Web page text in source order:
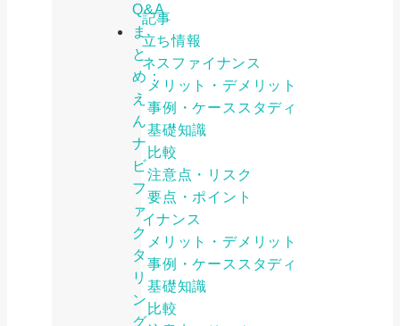
Q&A
ま
と
め：
え
ん
ナ
ビ
フ
ァ
ク
タ
リ
ン
グ
特集記事
お役立ち情報
ビジネスファイナンス
メリット・デメリット
事例・ケーススタディ
基礎知識
比較
注意点・リスク
要点・ポイント
ファイナンス
メリット・デメリット
事例・ケーススタディ
基礎知識
比較